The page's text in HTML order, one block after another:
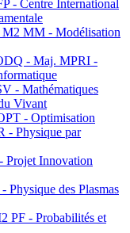
- Centre International
MM - Modélisation
- Maj. MPRI -
- Mathématiques
Vivant
- Optimisation
- Physique par
Innovation
Physique des Plasmas
PF - Probabilités et